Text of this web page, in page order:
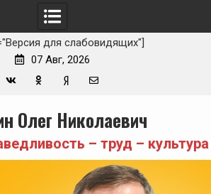
для слабовидящих"]
07 Авг, 2026
Zen
mail
Олег Николаевич
– труд – культура